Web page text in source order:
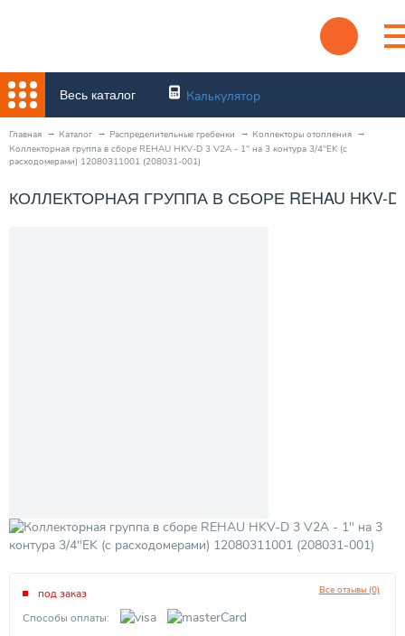
Весь каталог Калькулятор
Главная Каталог Распределительные гребенки
Коллекторы отопления
Коллекторная группа в сборе REHAU HKV-D 3 V2A - 1" на 3 контура 3/4"EK (с
расходомерами) 12080311001 (208031-001)
КОЛЛЕКТОРНАЯ ГРУППА В СБОРЕ REHAU HKV-D
Все отзывы (0)
под заказ
Способы оплаты: